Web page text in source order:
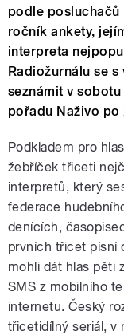
podle
ročník ankety,
interpreta
Radiožurnálu se
seznámit v
pořadu Naživo po
Podkladem pro
žebříček třiceti
interpretů, který
federace
denících,
prvních třicet písní
mohli dát hlas pěti
SMS z mobilního
internetu. Český
třicetidílný seriál, v